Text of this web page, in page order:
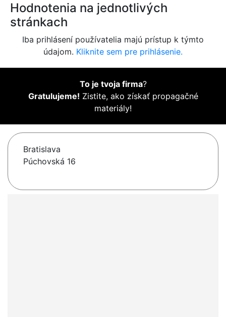
Hodnotenia na jednotlivých
stránkach
Iba prihlásení používatelia majú prístup k týmto
údajom. Kliknite sem pre prihlásenie.
To je tvoja firma?
Gratulujeme! Zistite, ako získať propagačné
materiály!
Bratislava
Púchovská 16